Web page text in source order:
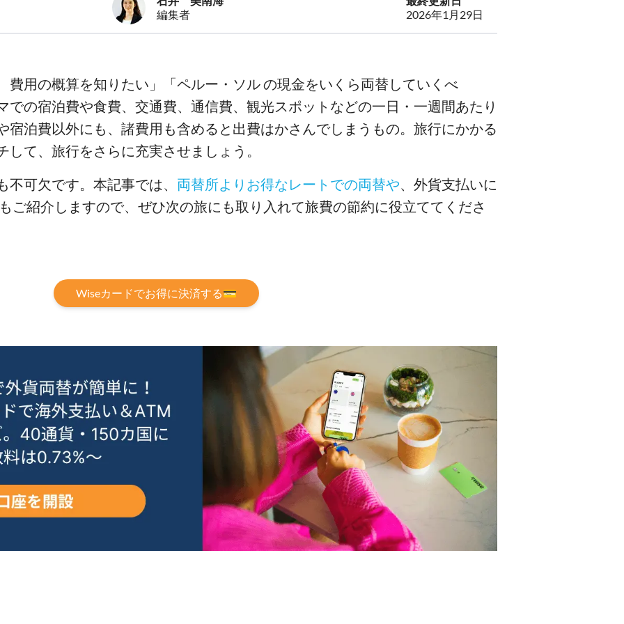
編集者
2026年1月29日
費用の概算を知りたい」「ペルー・ソル の現金をいくら両替していくべ
での宿泊費や食費、交通費、通信費、観光スポットなどの一日・一週間あたり
宿泊費以外にも、諸費用も含めると出費はかさんでしまうもの。旅行にかかる
て、旅行をさらに充実させましょう。
可欠です。本記事では、 両替所よりお得なレートでの両替や、外貨支払いに
ご紹介しますので、ぜひ次の旅にも取り入れて旅費の節約に役立ててくださ
Wiseカードでお得に決済する💳